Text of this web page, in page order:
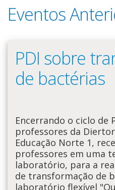
Eventos
PDI sobre
de bactérias
Encerrando o ciclo de
professores da
Educação Norte 1,
professores em uma
laboratório, para a
de transformação de
laboratório flexível